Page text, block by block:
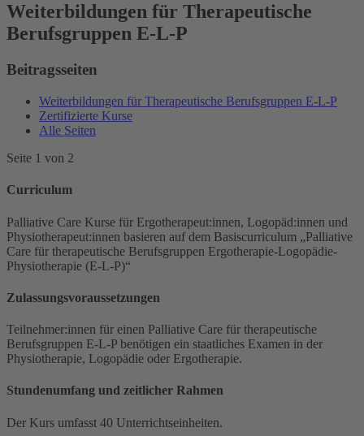
Weiterbildungen für Therapeutische
Berufsgruppen E-L-P
Beitragsseiten
Weiterbildungen für Therapeutische Berufsgruppen E-L-P
Zertifizierte Kurse
Alle Seiten
Seite 1 von 2
Curriculum
Palliative Care Kurse für Ergotherapeut:innen, Logopäd:innen und
Physiotherapeut:innen basieren auf dem Basiscurriculum „Palliative
Care für therapeutische Berufsgruppen Ergotherapie-Logopädie-
Physiotherapie (E-L-P)“
Zulassungsvoraussetzungen
Teilnehmer:innen für einen Palliative Care für therapeutische
Berufsgruppen E-L-P benötigen ein staatliches Examen in der
Physiotherapie, Logopädie oder Ergotherapie.
Stundenumfang und zeitlicher Rahmen
Der Kurs umfasst 40 Unterrichtseinheiten.